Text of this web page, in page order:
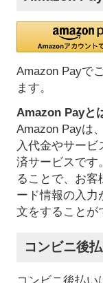
Amazon Payで
ます。
Amazon Payと
Amazon Payは
入代金やサー
済サービスです
ることで、お客
ード情報の入力
文をすることが
コンビニ後
コンビニ後払い